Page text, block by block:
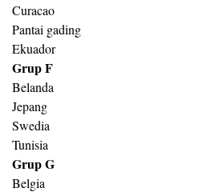
Curacao
Pantai gading
Ekuador
Grup F
Belanda
Jepang
Swedia
Tunisia
Grup G
Belgia